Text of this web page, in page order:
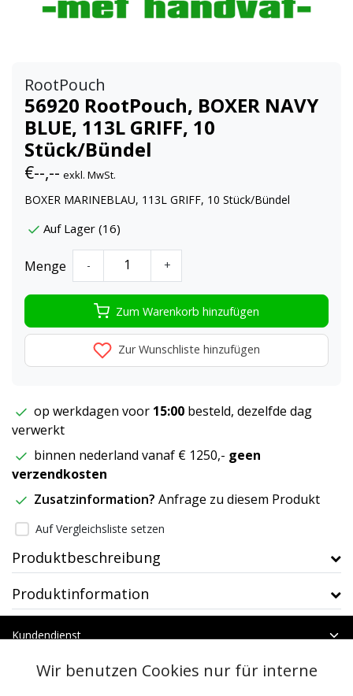
RootPouch
56920 RootPouch, BOXER NAVY
BLUE, 113L GRIFF, 10
Stück/Bündel
€--,-- exkl. MwSt.
BOXER MARINEBLAU, 113L GRIFF, 10 Stück/Bündel
Auf Lager (16)
Menge - +
Zum Warenkorb hinzufügen
Zur Wunschliste hinzufügen
op werkdagen voor 15:00 besteld, dezelfde dag
verwerkt
binnen nederland vanaf € 1250,- geen
verzendkosten
Zusatzinformation? Anfrage zu diesem Produkt
Auf Vergleichsliste setzen
Produktbeschreibung
Produktinformation
Kundendienst
Kategorien
Wir benutzen Cookies nur für interne